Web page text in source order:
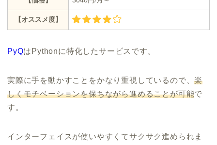
【オススメ度】
PyQはPythonに特化したサービスです。
実際に手を動かすことをかなり重視しているので、楽
しくモチベーションを保ちながら進めることが可能で
す。
インターフェイスが使いやすくてサクサク進められま